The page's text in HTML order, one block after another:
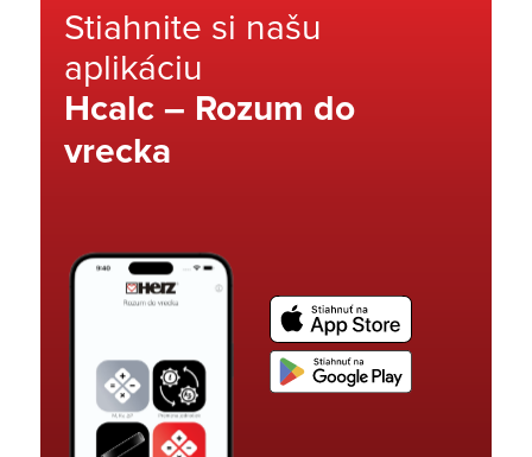
Stiahnite si našu
aplikáciu
Hcalc – Rozum do
vrecka